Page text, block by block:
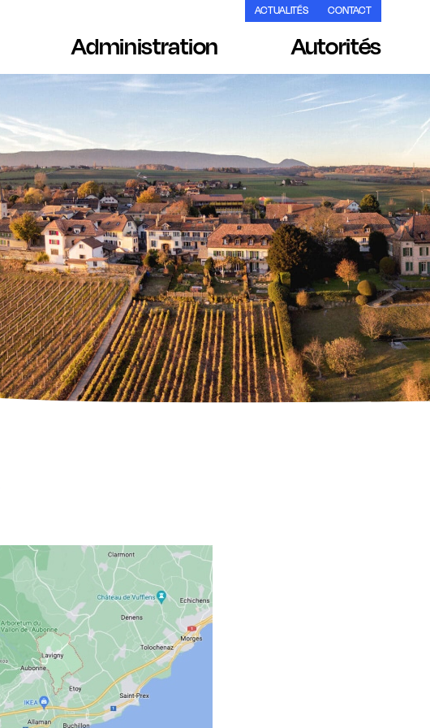
Administration Autorités
ACTUALITÉS CONTACT